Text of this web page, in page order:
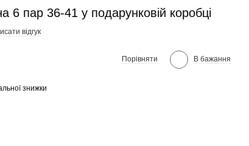
6 пар 36-41 у подарунковій коробці
відгук
Порівняти В бажання
знижки